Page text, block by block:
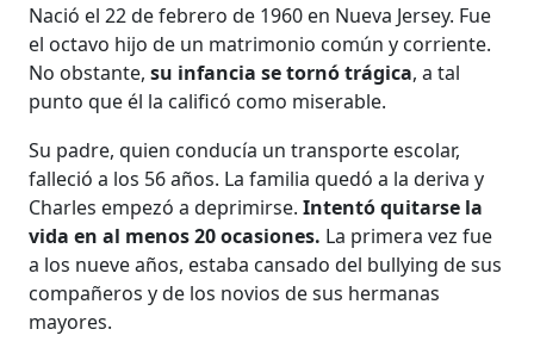
Nació el 22 de febrero de 1960 en Nueva Jersey. Fue
el octavo hijo de un matrimonio común y corriente.
No obstante,su infancia se tornó trágica, a tal
punto que él la calificó como miserable.
Su padre, quien conducía un transporte escolar,
falleció a los 56 años. La familia quedó a la deriva y
Charles empezó a deprimirse.Intentó quitarse la
vida en al menos 20 ocasiones. La primera vez fue
a los nueve años, estaba cansado del bullying de sus
compañeros y de los novios de sus hermanas
mayores.